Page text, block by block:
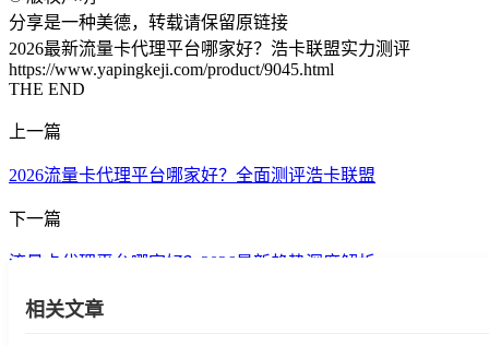
分享是一种美德，转载请保留原链接
2026最新流量卡代理平台哪家好？浩卡联盟实力测评
https://www.yapingkeji.com/product/9045.html
THE END
上一篇
2026流量卡代理平台哪家好？全面测评浩卡联盟
下一篇
流量卡代理平台哪家好？2026最新趋势深度解析
相关文章